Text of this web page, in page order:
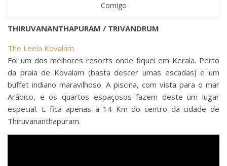
Comigo
THIRUVANANTHAPURAM / TRIVANDRUM
The Leela Kovalam
Foi um dos melhores resorts onde fiquei em Kerala. Perto
da praia de Kovalam (basta descer umas escadas) e um
buffet indiano maravilhoso. A piscina, com vista para o mar
Arábico, e os quartos espaçosos fazem deste um lugar
especial. E fica apenas a 14 Km do centro da cidade de
Thiruvananthapuram.